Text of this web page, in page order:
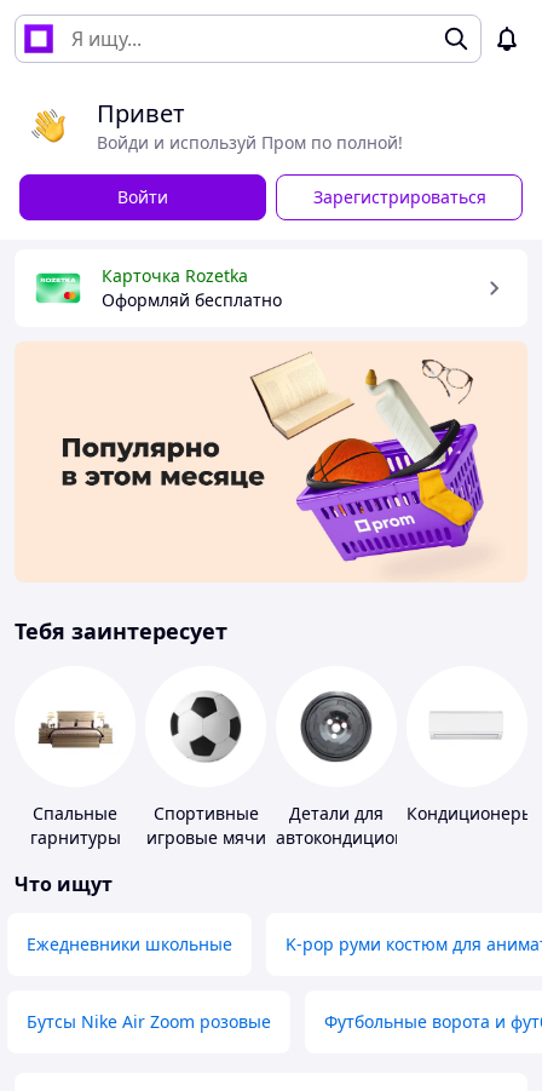
Привет
Войди и используй Пром по полной!
Войти Зарегистрироваться
Карточка Rozetka
Оформляй бесплатно
Тебя заинтересует
Спальные
гарнитуры
Спортивные
игровые мячи
Детали для
автокондиционеров
Кондиционеры
Что ищут
Ежедневники школьные K-pop руми костюм для
Бутсы Nike Air Zoom розовые Футбольные ворота и